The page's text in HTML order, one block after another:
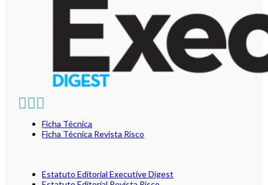
Ficha Técnica
Ficha Técnica Revista Risco
Estatuto Editorial Executive Digest